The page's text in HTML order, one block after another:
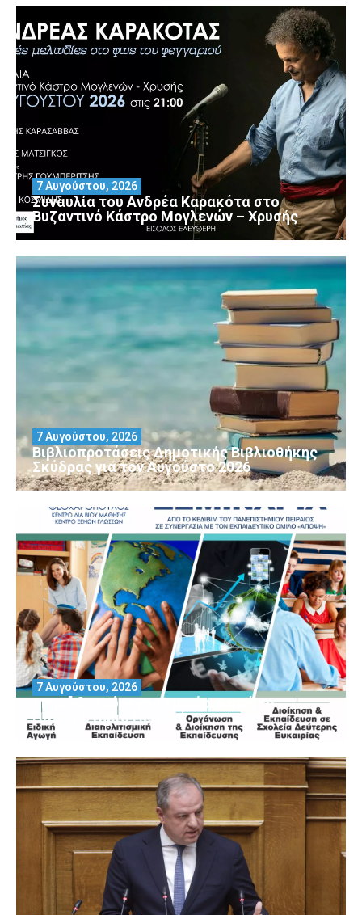
Συναυλία του Ανδρέα Καρακότα στο
Βυζαντινό Κάστρο Μογλενών – Χρυσής
7 Αυγούστου, 2026
Βιβλιοπροτάσεις Δημοτικής Βιβλιοθήκης
Σκύδρας για τον Αύγούστο 2026
7 Αυγούστου, 2026
Μοριοδοτούμενα Σεμινάρια από το
Πανεπιστήμιο Πειραιά
7 Αυγούστου, 2026